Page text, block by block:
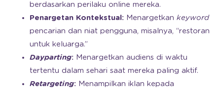
berdasarkan perilaku online mereka.
Penargetan Kontekstual: Menargetkan keyword
pencarian dan niat pengguna, misalnya, “restoran
untuk keluarga.”
Dayparting: Menargetkan audiens di waktu
tertentu dalam sehari saat mereka paling aktif.
Retargeting: Menampilkan iklan kepada